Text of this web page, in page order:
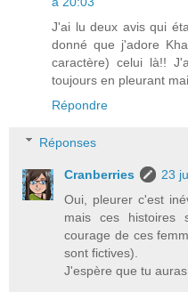
J'ai lu deux avis qui
donné que j'adore
caractère) celui là!!
toujours en pleurant
Répondre
Réponses
Cranberries
23
Oui, pleurer c'est
mais ces histoires
courage de ces
sont fictives).
J'espère que tu